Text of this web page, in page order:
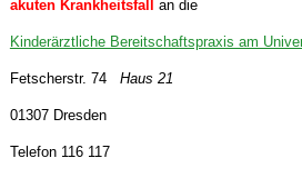
akuten Krankheitsfall an die
Kinderärztliche Bereitschaftspraxis am
Fetscherstr. 74 Haus 21
01307 Dresden
Telefon 116 117